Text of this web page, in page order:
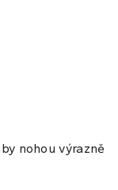
nohou výrazně